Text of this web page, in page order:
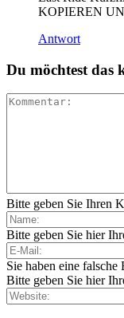
KOPIEREN
Antwort
Du möchtest das
Bitte geben Sie Ihren
Bitte geben Sie hier
Sie haben eine
Bitte geben Sie hier